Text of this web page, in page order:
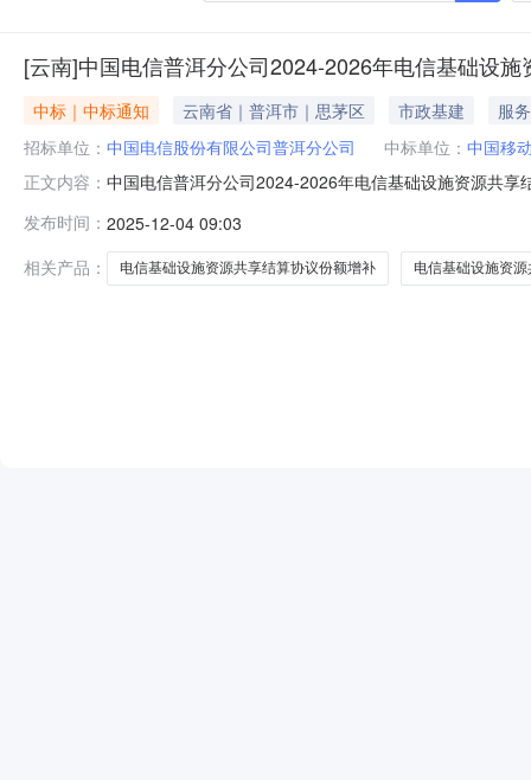
[云南]中国电信普洱分公司2024-2026年电信基础设
中标｜中标通知 云南省｜普洱市｜思茅区 市政基建
服务
招标单位： 中国电信股份有限公司普洱分公司 中标单位： 中国移
正文内容： 中国电信普洱分公司2024-2026年电信基础设施资源共
施资源共享服务二、直接采购原因本项目为非依法必须
限本公示仅在中国电信阳光采购网
发布时间： 2025-12-04 09:03
相关产品：
电信基础设施资源共享结算协议份额增补 电信基础设施资